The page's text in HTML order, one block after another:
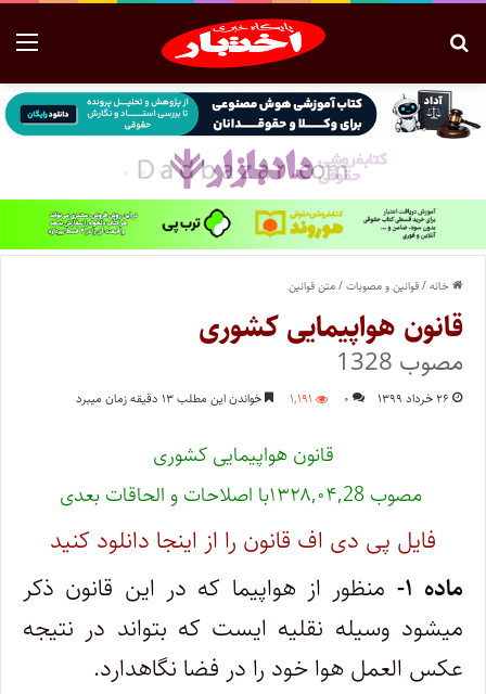
خانه/قوانین و مصوبات/متن قوانین
قانون هواپیمایی کشوری
مصوب 1328
۲۶ خرداد ۱۳۹۹ ۰ ۱,۱۹۱ خواندن این مطلب ۱۳ دقیقه زمان میبرد
قانون هواپیمایی کشوری
مصوب ۱۳۲۸,۰۴,28با اصلاحات و الحاقات بعدی
فایل پی دی اف قانون را از اینجا دانلود کنید
ماده ۱-
منظور از هواپیما که در این قانون ذکر
میشود وسیله نقلیه ‌ایست که بتواند در نتیجه
عکس ‌العمل هوا خود را در فضا نگاهدارد.